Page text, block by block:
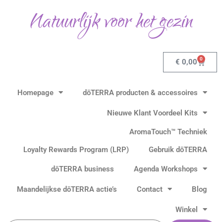
Natuurlijk voor het gezin
€ 0,00 0
Homepage dōTERRA producten & accessoires
Nieuwe Klant Voordeel Kits
AromaTouch™ Techniek
Loyalty Rewards Program (LRP)
Gebruik dōTERRA
dōTERRA business Agenda Workshops
Maandelijkse dōTERRA actie’s Contact Blog
Winkel